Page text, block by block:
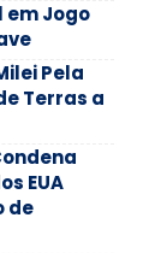
em Jogo
Pela
Terras a
EUA
de